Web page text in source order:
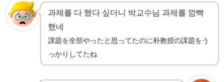
과제를 다 했다 싶더니 박교수님 과제를 깜빡
했네
課題を全部やったと思ってたのに朴教授の課題をう
っかりしてたね